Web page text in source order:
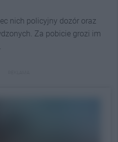
nich policyjny dozór oraz
Za pobicie grozi im